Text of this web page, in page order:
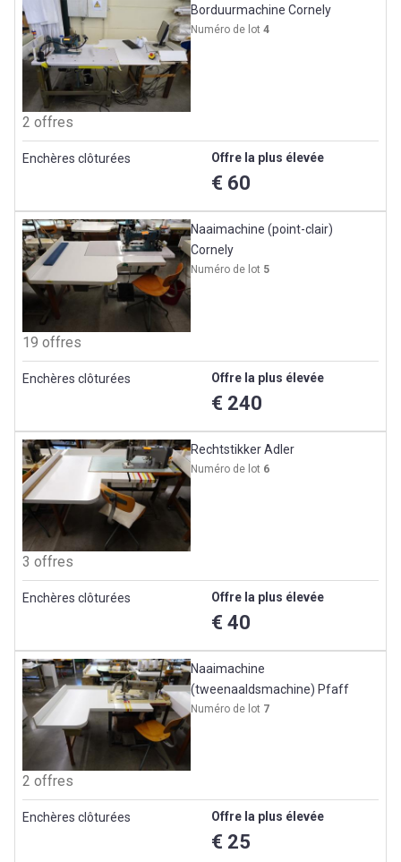
Borduurmachine Cornely
Numéro de lot4
2 offres
Enchères clôturées Offre la plus élevée
€ 60
Naaimachine (point-clair)
Cornely
Numéro de lot 5
19 offres
Enchères clôturées Offre la plus élevée
€ 240
Rechtstikker Adler
Numéro de lot 6
3 offres
Enchères clôturées Offre la plus élevée
€ 40
Naaimachine
(tweenaaldsmachine) Pfaff
Numéro de lot 7
2 offres
Enchères clôturées Offre la plus élevée
€ 25